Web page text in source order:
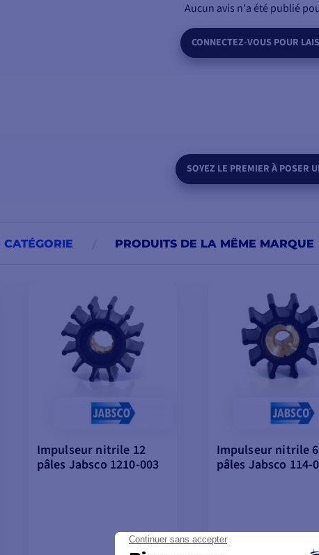
Aucun avis n'a été publié
CONNECTEZ-VOUS POUR
SOYEZ LE PREMIER À POSER
PRODUITS DE LA MÊME MARQUE
Impulseur nitrile 12
pâles Jabsco 1210-003
Impulseur nitrile 6
pâles Jabsco 114-